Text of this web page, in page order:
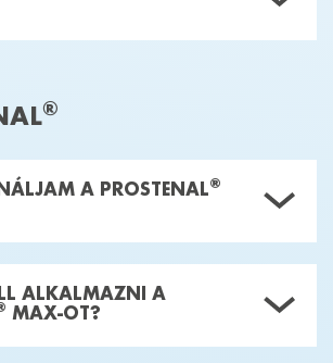
®
A PROSTENAL®
ALKALMAZNI A
MAX-OT?